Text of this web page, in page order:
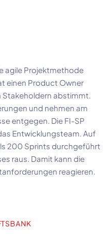
agile Projektmethode
einen Product Owner
abstimmt.
und nehmen am
entgegen. Die FI-SP
Entwicklungsteam. Auf
200 Sprints durchgeführt
raus. Damit kann die
reagieren.